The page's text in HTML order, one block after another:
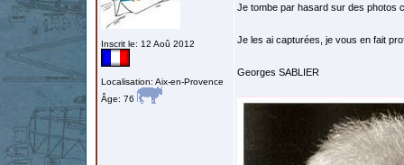
Inscrit le: 12 Aoû 2012
Localisation: Aix-en-Provence
Âge: 76
Je tombe par hasard sur des photos
Je les ai capturées, je vous en fait
Georges SABLIER